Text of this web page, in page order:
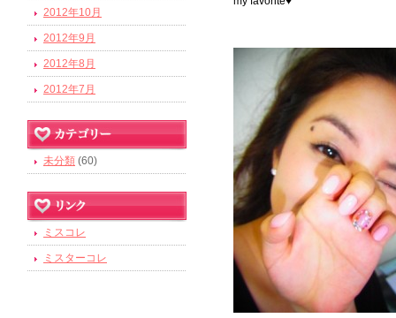
2012年10月
2012年9月
2012年8月
2012年7月
未分類 (60)
ミスコレ
ミスターコレ